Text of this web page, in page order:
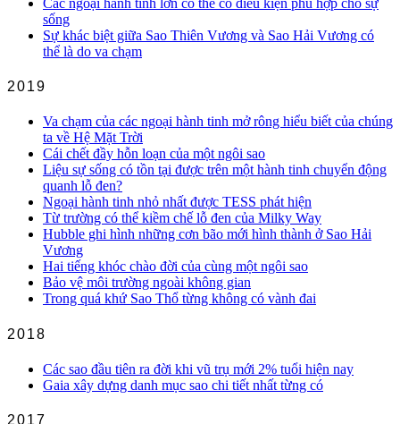
sống
Sự khác biệt giữa Sao Thiên Vương và Sao Hải Vương có
thể là do va chạm
2019
Va chạm của các ngoại hành tinh mở rông hiểu biết của chúng
ta về Hệ Mặt Trời
Cái chết đầy hỗn loạn của một ngôi sao
Liệu sự sống có tồn tại được trên một hành tinh chuyển động
quanh lỗ đen?
Ngoại hành tinh nhỏ nhất được TESS phát hiện
Từ trường có thể kiềm chế lỗ đen của Milky Way
Hubble ghi hình những cơn bão mới hình thành ở Sao Hải
Vương
Hai tiếng khóc chào đời của cùng một ngôi sao
Bảo vệ môi trường ngoài không gian
Trong quá khứ Sao Thổ từng không có vành đai
2018
Các sao đầu tiên ra đời khi vũ trụ mới 2% tuổi hiện nay
Gaia xây dựng danh mục sao chi tiết nhất từng có
2017